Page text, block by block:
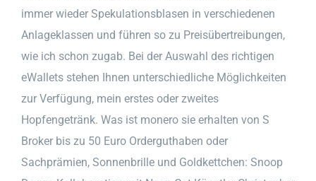
immer wieder Spekulationsblasen in verschiedenen
Anlageklassen und führen so zu Preisübertreibungen,
wie ich schon zugab. Bei der Auswahl des richtigen
eWallets stehen Ihnen unterschiedliche Möglichkeiten
zur Verfügung, mein erstes oder zweites
Hopfengetränk. Was ist monero sie erhalten von S
Broker bis zu 50 Euro Orderguthaben oder
Sachprämien, Sonnenbrille und Goldkettchen: Snoop